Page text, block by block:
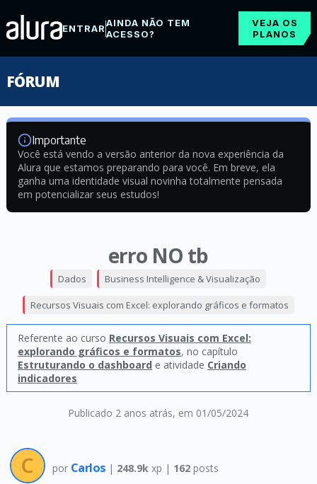
ENTRARAINDA NÃO TEM
ACESSO?
VEJA OS
PLANOS
FÓRUM
Importante
Você está vendo a versão anterior da nova experiência da
Alura que estamos preparando para você. Em breve, ela
ganha uma identidade visual novinha totalmente pensada
em potencializar seus estudos!
erro NO tb
Publicado 2 anos atrás, em 01/05/2024
Dados Business Intelligence & Visualização
Recursos Visuais com Excel: explorando gráficos e formatos
Referente ao curso Recursos Visuais com Excel:
explorando gráficos e formatos, no capítulo
Estruturando o dashboard e atividade Criando
indicadores
por Carlos | 248.9k xp | 162posts